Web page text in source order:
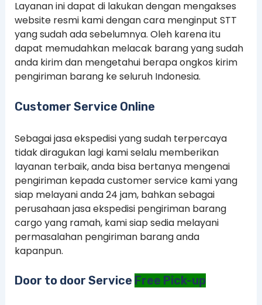
Layanan ini dapat di lakukan dengan mengakses
website resmi kami dengan cara menginput STT
yang sudah ada sebelumnya. Oleh karena itu
dapat memudahkan melacak barang yang sudah
anda kirim dan mengetahui berapa ongkos kirim
pengiriman barang ke seluruh Indonesia.
Customer Service Online
Sebagai jasa ekspedisi yang sudah terpercaya
tidak diragukan lagi kami selalu memberikan
layanan terbaik, anda bisa bertanya mengenai
pengiriman kepada customer service kami yang
siap melayani anda 24 jam, bahkan sebagai
perusahaan jasa ekspedisi pengiriman barang
cargo yang ramah, kami siap sedia melayani
permasalahan pengiriman barang anda
kapanpun.
Door to door Service Free Pick-up